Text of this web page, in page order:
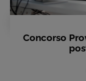
Concorso